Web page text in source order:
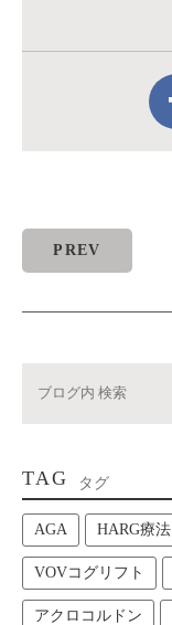
PREV
TAG タグ
AGA HARG療法
VOVコグリフト
アクロコルドン